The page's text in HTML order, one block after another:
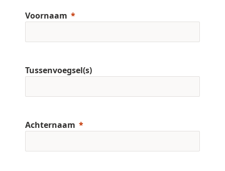
Voornaam
Tussenvoegsel(s)
Achternaam